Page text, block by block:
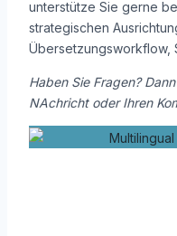
unterstütze Sie gerne
strategischen
Übersetzungsworkflow,
Haben Sie Fragen?
NAchricht oder Ihren